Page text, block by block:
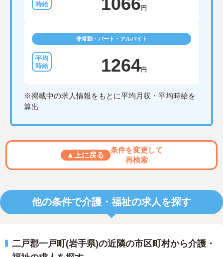
円
非常勤・パート・アルバイト
1264円
※掲載中の求人情報をもとに平均月収・平均時給を
算出
▲上に戻る
条件を変更して
再検索
他の条件で介護・福祉の求人を探す
二戸郡一戸町(岩手県)の近隣の市区町村から介護・